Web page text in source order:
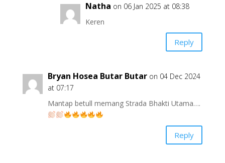
Natha on 06 Jan 2025 at 08:38
Keren
Reply
Bryan Hosea Butar Butar on 04 Dec 2024
at 07:17
Mantap betull memang Strada Bhakti Utama….
Reply